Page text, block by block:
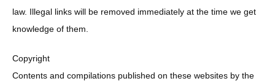
law. Illegal links will be removed immediately at the time we get
knowledge of them.
Copyright
Contents and compilations published on these websites by the